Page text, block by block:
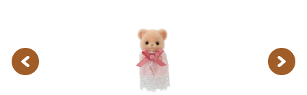
Previous Next